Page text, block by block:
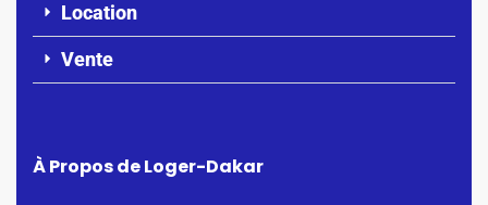
Location
Vente
À Propos de Loger-Dakar